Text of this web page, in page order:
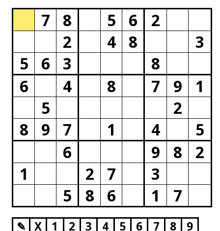
7 8 5 6
2
2
4 8
3
5
6 3
8
6
4 8 7 9
1
5
2
8
9 7 1 4
5
6
9 8
2
1
2 7
3
5
8 6 1 7
✎ X 1 2 3 4 5 6 7 8 9